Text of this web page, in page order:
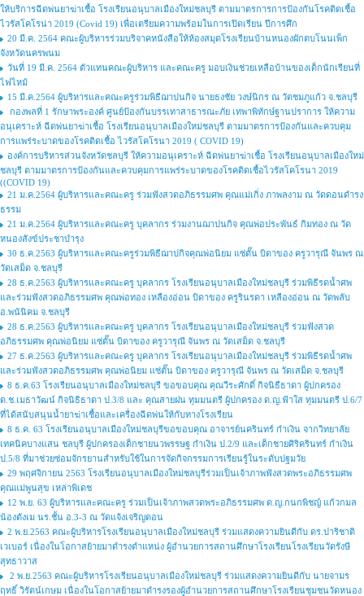
ให้บริการฉีดพ่นยาฆ่าเชื้อ โรงเรียนอนุบาลเมืองใหม่ชลบุรี ตามมาตรการการป้องกันโรคติดเชื้อ
ไวรัสโคโรน่า 2019 (Covid 19) เพื่อเตรียมความพร้อมในการเปิดเรียน ปีการศึก
20 มี.ค. 2564 คณะผู้บริหารร่วมบริจาคหนังสือให้ห้องสมุดโรงเรียนบ้านหนองผักตบโนนเพ็ก
จังหวัดนครพนม
วันที่ 19 มี.ค. 2564 ตัวแทนคณะผู้บริหาร และคณะครู มอบเงินช่วยเหลือบ้านของเด็กนักเรียนที่
ไฟไหม้
15 มี.ค.2564 ผู้บริหารและคณะครูร่วมพิธีฌาปนกิจ นายธงชัย วงษ์นิกร ณ วัดชมภูแก้ว จ.ชลบุรี
กองพลที่ 1 รักษาพระองค์ ศูนย์ป้องกันบรรเทาสาธารณะภัย เทพาพิทักษ์ฐานปราการ ให้ความ
อนุเคราะห์ ฉีดพ่นยาฆ่าเชื้อ โรงเรียนอนุบาลเมืองใหม่ชลบุรี ตามมาตรการป้องกันและควบคุม
การแพร่ระบาดของโรคติดเชื้อ ไวรัสโคโรนา 2019 ( COVID 19)
องค์การบริหารส่วนจังหวัดชลบุรี ให้ความอนุเคราะห์ ฉีดพ่นยาฆ่าเชื้อ โรงเรียนอนุบาลเมืองใหม่
ชลบุรี ตามมาตรการป้องกันและควบคุมการแพร่ระบาดของโรคติดเชื้อไวรัสโคโรนา 2019
((COVID 19)
21 ม.ค.2564 ผู้บริหารและคณะครู ร่วมฟังสวดอภิธรรมศพ คุณแม่เกิ่ง ภาพลงาม ณ วัดดอนดำรง
ธรรม
21 ม.ค.2564 ผู้บริหารและคณะครู บุคลากร ร่วมงานฌาปนกิจ คุณพ่อประพันธ์ กิมทอง ณ วัด
หนองสังข์ประชาบำรุง
30 ธ.ค.2563 ผู้บริหารและคณะครูร่วมพิธีฌาปกิจคุณพ่อนิยม แซ่ตั๊น บิดาของ ครูวารุณี จันพร ณ
วัดเสม็ด จ.ชลบุรี
28 ธ.ค.2563 ผู้บริหารและคณะครู บุคลากร โรงเรียนอนุบาลเมืองใหม่ชลบุรี ร่วมพิธีรดน้ำศพ
และร่วมฟังสวดอภิธรรมศพ คุณพ่อทอง เหลืองอ่อน บิดาของ ครูรินรดา เหลืองอ่อน ณ วัดพลับ
อ.พนันิคม จ.ชลบุรี
28 ธ.ค.2563 ผู้บริหารและคณะครู บุคลากร โรงเรียนอนุบาลเมืองใหม่ชลบุรี ร่วมฟังสวด
อภิธรรมศพ คุณพ่อนิยม แซ่ตั๊น บิดาของ ครูวารุณี จันพร ณ วัดเสม็ด จ.ชลบุรี
27 ธ.ค.2563 ผู้บริหารและคณะครู บุคลากร โรงเรียนอนุบาลเมืองใหม่ชลบุรี ร่วมพิธีรดน้ำศพ
และร่วมฟังสวดอภิธรรมศพ คุณพ่อนิยม แซ่ตั๊น บิดาของ ครูวารุณี จันพร ณ วัดเสม็ด จ.ชลบุรี
8 ธ.ค.63 โรงเรียนอนุบาลเมืองใหม่ชลบุรี ขอขอบคุณ คุณวีระศักดิ์ กิจนิธืธาดา ผู้ปกครอง
ด.ช.เมธาวัฒน์ กิจนิธิธาดา ป.3/8 และ คุณสายฝน ทุมมนตรี ผู้ปกครอง ด.ญ.ฟ้าใส ทุมมนตรี ป.6/7
ที่ได้สนับสนุนน้ำยาฆ่าเชื้อและเครื่องฉีดพ่นให้กับทางโรงเรียน
8 ธ.ค. 63 โรงเรียนอนุบาลเมืองใหม่ชลบุรีขอขอบคุณ อาจารย์นครินทร์ กำเงิน จากวิทยาลัย
เทคนิคบางแสน ชลบุรี ผู้ปกครองเด็กชายนวพรรษฐ กำเงิน ป.2/9 และเด็กชายศิริครินทร์ กำเงิน
ป.5/8 ที่มาช่วยซ่อมจักรยานสำหรับใช้ในการจัดกิจกรรมการเรียนรู้ในระดับปฐมวัย
29 พฤศจิกายน 2563 โรงเรียนอนุบาลเมืองใหม่ชลบุรีร่วมเป็นเจ้าภาพฟังสวดพระอภิธรรมศพ
คุณแม่พูนสุข เหล่าพิเดช
12 พ.ย. 63 ผู้บริหารและคณะครู ร่วมเป็นเจ้าภาพสวดพระอภิธรรมศพ ด.ญ.กนกพิชญ์ แก้วกมล
น้องตังเม นร.ชั้น อ.3-3 ณ วัดแจ้งเจริญดอน
2 พ.ย.2563 คณะผู้บริหารโรงเรียนอนุบาลเมืองใหม่ชลบุรี ร่วมแสดงความยินดีกับ ดร.ปาริชาติ
เวเบอร์ เนื่องในโอกาสย้ายมาดำรงตำแหน่ง ผู้อำนวยการสถานศึกษาโรงเรียนโรงเรียนวัดรังษี
สุทธาวาส
2 พ.ย.2563 คณะผู้บริหารโรงเรียนอนุบาลเมืองใหม่ชลบุรี ร่วมแสดงความยินดีกับ นายจามร
ฤทธิ์ วิรัตน์เกษม เนื่องในโอกาสย้ายมาดำรงรองผู้อำนวยการสถานศึกษาโรงเรียนชุมชนวัดหนอง